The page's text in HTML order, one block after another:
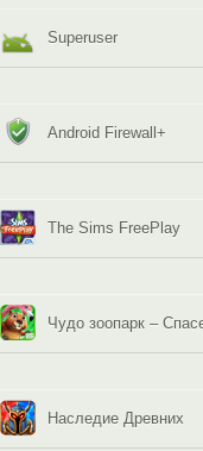
Superuser
Android Firewall+
The Sims FreePlay
Чудо зоопарк –
Наследие Древних